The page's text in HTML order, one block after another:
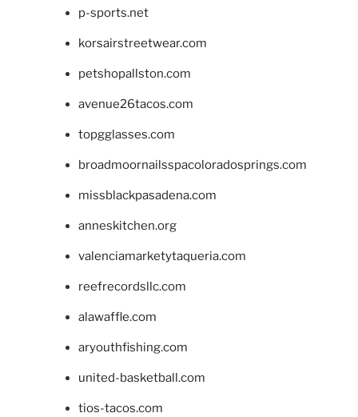
p-sports.net
korsairstreetwear.com
petshopallston.com
avenue26tacos.com
topgglasses.com
broadmoornailsspacoloradosprings.com
missblackpasadena.com
anneskitchen.org
valenciamarketytaqueria.com
reefrecordsllc.com
alawaffle.com
aryouthfishing.com
united-basketball.com
tios-tacos.com